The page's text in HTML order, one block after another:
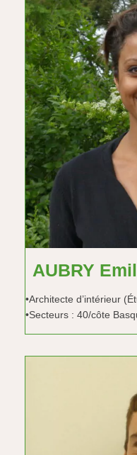
AUBRY
•Architecte d’intérieur
•Secteurs : 40/côte